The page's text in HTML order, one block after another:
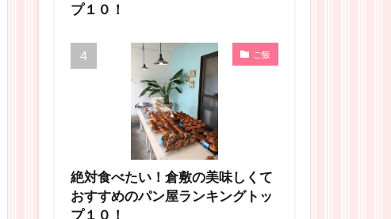
プ１０！
ご飯
絶対食べたい！倉敷の美味しくて
おすすめのパン屋ランキングトッ
プ１０！